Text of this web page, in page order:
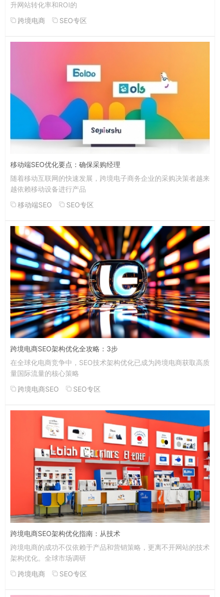
升网站转化率和ROI的
跨境电商
SEO专区
移动端SEO优化要点：确保采购经理
随着移动互联网的快速发展，跨境电子商务企业的采购决策者越来
越依赖移动设备进行产品
移动端SEO
SEO专区
跨境电商SEO架构优化全攻略：3步
在全球化电商竞争中，SEO技术架构优化已成为跨境电商获取高质
量国际流量的核心策略
跨境电商SEO
SEO专区
跨境电商SEO架构优化指南：从技术
跨境电商的成功不仅依赖于产品和营销策略，更离不开网站的技术
架构优化。全球市场调研
跨境电商
SEO专区